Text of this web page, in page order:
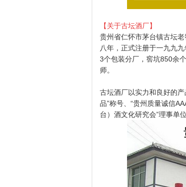
【关于古坛酒厂】
贵州省仁怀市茅台镇古坛
八年，正式注册于一九九
3个包装分厂，窖坑850余
师。
古坛酒厂以实力和良好的
品”称号、“贵州质量诚信
台）酒文化研究会”理事单位